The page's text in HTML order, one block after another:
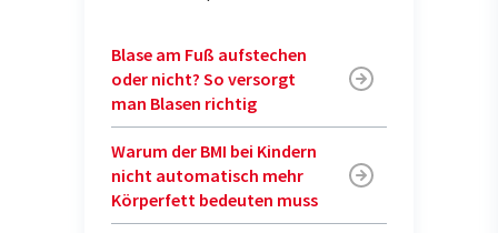
Blase am Fuß aufstechen
oder nicht? So versorgt
man Blasen richtig
Warum der BMI bei Kindern
nicht automatisch mehr
Körperfett bedeuten muss